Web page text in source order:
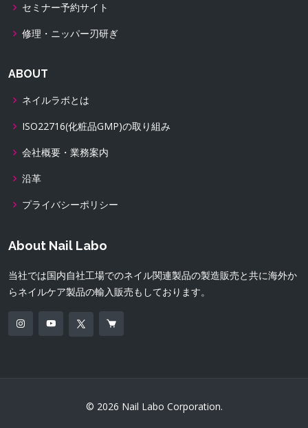
セミナー予約サイト
修理・ニッパー刃研ぎ
ABOUT
ネイルラボとは
ISO22716(化粧品GMP)の取り組み
会社概要・業務案内
沿革
プライバシーポリシー
About Nail Labo
当社では国内自社工場でのネイル関連製品の製造販売と共に海外か
らネイルケア製品の輸入販売もしております。
© 2026 Nail Labo Corporation.